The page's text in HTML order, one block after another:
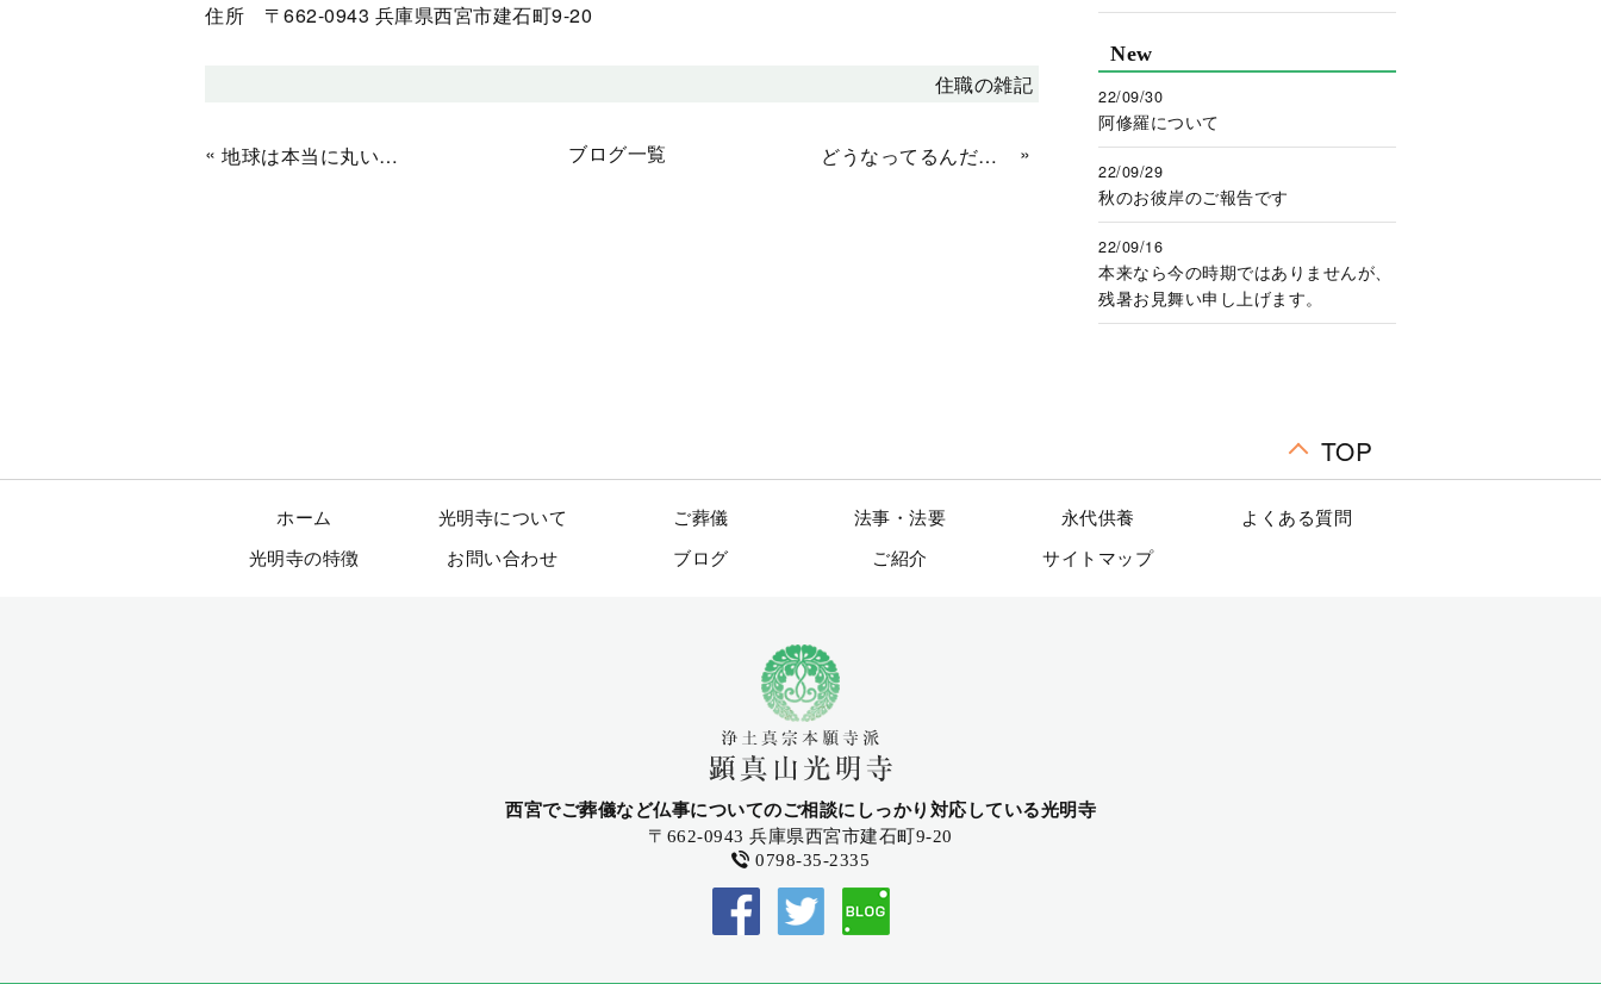
住所 〒662-0943 兵庫県西宮市建石町9-20
住職の雑記
« 地球は本当に丸いのか？ ブログ一覧 どうなってるんだろう？ »
New
22/09/30
阿修羅について
22/09/29
秋のお彼岸のご報告です
22/09/16
本来なら今の時期ではありませんが、
残暑お見舞い申し上げます。
TOP
ホーム 光明寺について ご葬儀 法事・法要 永代供養 よくある質問
光明寺の特徴 お問い合わせ ブログ ご紹介 サイトマップ
西宮でご葬儀など仏事についてのご相談にしっかり対応している光明寺
〒662-0943 兵庫県西宮市建石町9-20
0798-35-2335